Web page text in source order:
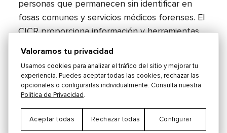
personas que permanecen sin identificar en
fosas comunes y servicios médicos forenses. El
CICR proporciona información y herramientas
para familiares de personas desaparecidas.
sitio web dedicado a la memoria de los niños
desaparecidos en México.
Valoramos tu privacidad
Usamos cookies para analizar el tráfico del sitio y mejorar tu
experiencia. Puedes aceptar todas las cookies, rechazar las
opcionales o configurarlas individualmente. Consulta nuestra
Política de Privacidad .
Aceptar todas Rechazar todas Configurar